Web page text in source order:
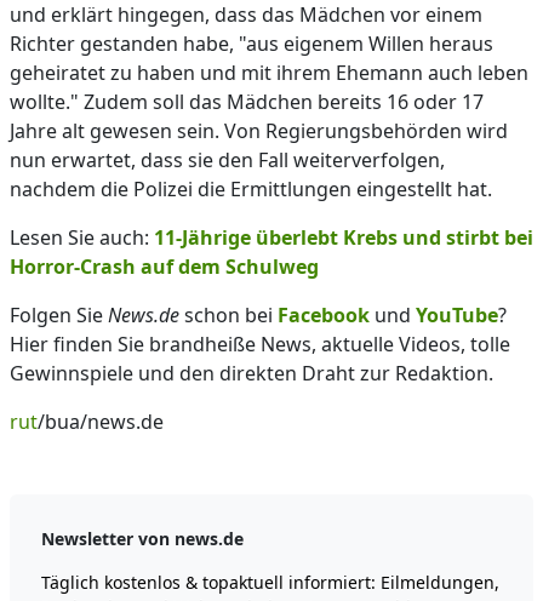
und erklärt hingegen, dass das Mädchen vor einem
Richter gestanden habe, "aus eigenem Willen heraus
geheiratet zu haben und mit ihrem Ehemann auch leben
wollte." Zudem soll das Mädchen bereits 16 oder 17
Jahre alt gewesen sein. Von Regierungsbehörden wird
nun erwartet, dass sie den Fall weiterverfolgen,
nachdem die Polizei die Ermittlungen eingestellt hat.
Lesen Sie auch: 11-Jährige überlebt Krebs und stirbt bei
Horror-Crash auf dem Schulweg
Folgen SieNews.deschon bei Facebook und YouTube?
Hier finden Sie brandheiße News, aktuelle Videos, tolle
Gewinnspiele und den direkten Draht zur Redaktion.
rut/bua/news.de
Newsletter von news.de
Täglich kostenlos & topaktuell informiert: Eilmeldungen,